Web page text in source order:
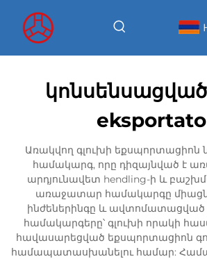
Առակվող գլուխի եքսպորտացիոն
համակարգ, որը դիզայնված է
արդյունավետ hendling-ի և
առաջատար համակարգը
ինժեներինգը և
համակարգերը՝ գլուխի որակի
հավասարեցված եքսպորտացիոն
համապատասխանելու համար: